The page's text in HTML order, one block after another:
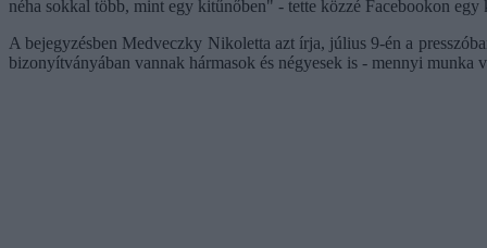
néha sokkal több, mint egy kitűnőben" - tette közzé Facebookon egy
A bejegyzésben Medveczky Nikoletta azt írja, július 9-én a
bizonyítványában vannak hármasok és négyesek is - mennyi